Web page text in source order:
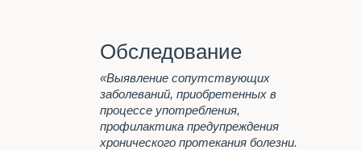
АЛКОГОЛЬНОЙ
ЗАВИСИМОСТИ
Капельница при запое
ДЕТОКСИКАЦИЯ ПРИ
АЛКОГОЛЬНОМ ОТРАВЛЕНИИ
В КУРГАНЕ
Обследование
«Выявление сопутствующих
заболеваний, приобретенных в
процессе употребления,
профилактика предупреждения
хронического протекания болезни.